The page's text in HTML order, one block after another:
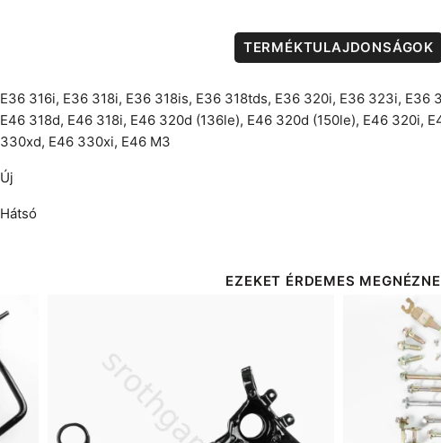
TERMÉKTULAJDONSÁGOK
E36 316i, E36 318i, E36 318is, E36 318tds, E36 320i, E36 323i, E36
E46 318d, E46 318i, E46 320d (136le), E46 320d (150le), E46 320i,
330xd, E46 330xi, E46 M3
Új
Hátsó
EZEKET ÉRDEMES